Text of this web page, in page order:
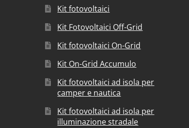
Kit fotovoltaici
Kit Fotovoltaici Off-Grid
Kit fotovoltaici On-Grid
Kit On-Grid Accumulo
Kit fotovoltaici ad isola per
camper e nautica
Kit fotovoltaici ad isola per
illuminazione stradale